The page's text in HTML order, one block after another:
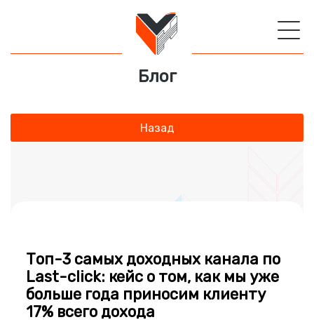
Блог
Назад
Топ-3 самых доходных канала по
Last-click: кейс о том, как мы уже
больше года приносим клиенту
17% всего дохода